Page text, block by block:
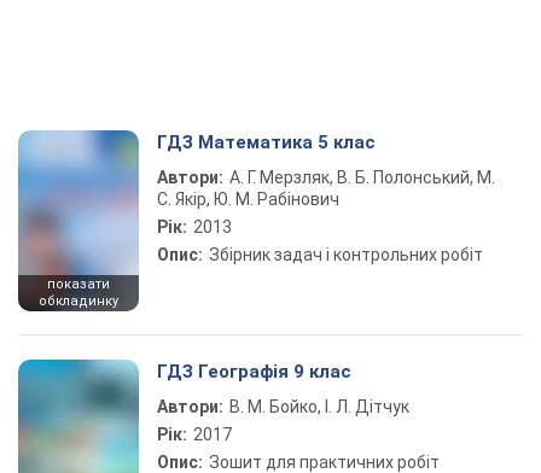
показати
обкладинку
ГДЗ Математика 5 клас
Автори: А. Г. Мерзляк, В. Б. Полонський, М.
С. Якір, Ю. М. Рабінович
Рік: 2013
Опис: Збірник задач і контрольних робіт
ГДЗ Географія 9 клас
Автори: В. М. Бойко, І. Л. Дітчук
Рік: 2017
Опис: Зошит для практичних робіт